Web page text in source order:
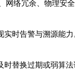
络冗余、物理安
时告警与溯源能
替换过期或弱算